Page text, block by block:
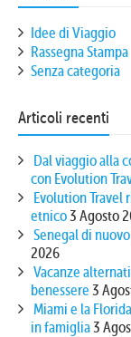
Idee di Viaggio
Rassegna Stampa
Senza categoria
Articoli recenti
Dal viaggio alla
con Evolution
Evolution Travel
etnico3 Agosto
Senegal di
2026
Vacanze
benessere 3
Miami e la
in famiglia3